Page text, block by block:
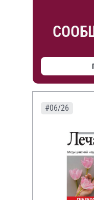
#06/26